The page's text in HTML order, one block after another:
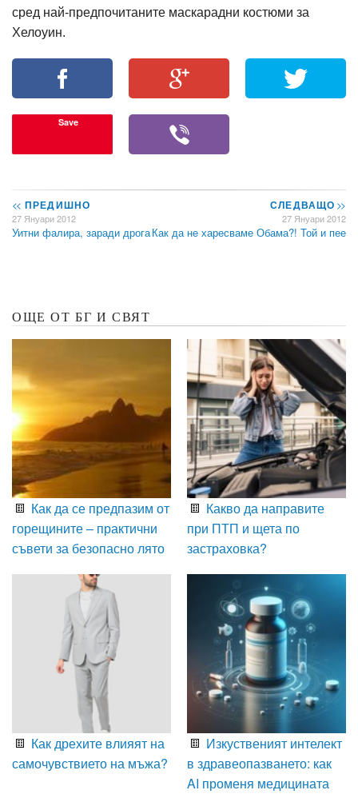
сред най-предпочитаните маскарадни костюми за
Хелоуин.
Save
<< ПРЕДИШНО
27 Януари 2012
Уитни фалира, заради дрога
СЛЕДВАЩО>>
27 Януари 2012
Как да не харесваме Обама?! Той и пее
ОЩЕ ОТ БГ И СВЯТ
Как да се предпазим от
горещините – практични
съвети за безопасно лято
Какво да направите
при ПТП и щета по
застраховка?
Как дрехите влияят на
самочувствието на мъжа?
Изкуственият интелект
в здравеопазването: как
AI променя медицината